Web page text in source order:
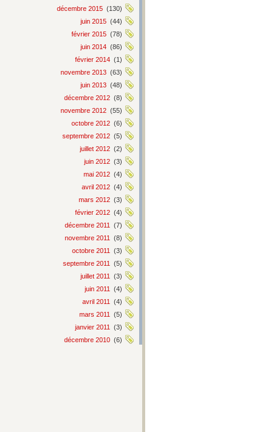
décembre 2015 (130)
juin 2015 (44)
février 2015 (78)
juin 2014 (86)
février 2014 (1)
novembre 2013 (63)
juin 2013 (48)
décembre 2012 (8)
novembre 2012 (55)
octobre 2012 (6)
septembre 2012 (5)
juillet 2012 (2)
juin 2012 (3)
mai 2012 (4)
avril 2012 (4)
mars 2012 (3)
février 2012 (4)
décembre 2011
(7)
novembre 2011
(8)
octobre 2011
(3)
septembre 2011
(5)
juillet 2011
(3)
juin 2011
(4)
avril 2011
(4)
mars 2011
(5)
janvier 2011
(3)
décembre 2010 (6)